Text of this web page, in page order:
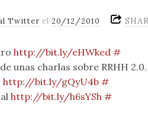
Twitter el 20/12/2010
http://bit.ly/eHWked #
unas charlas sobre RRHH 2.0.
http://bit.ly/gQyU4b #
http://bit.ly/h6sYSh #